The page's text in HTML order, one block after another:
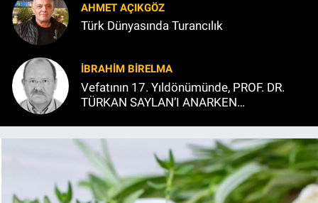
AHMET AÇIKGÖZ
Türk Dünyasında Turancılık
İBRAHIM BİRELMA
Vefatının 17. Yıldönümünde, PROF. DR.
TÜRKAN SAYLAN’I ANARKEN…